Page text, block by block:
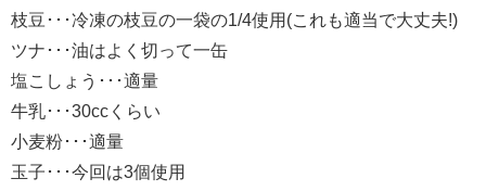
枝豆･･･冷凍の枝豆の一袋の1/4使用(これも適当で大丈夫!)
ツナ･･･油はよく切って一缶
塩こしょう･･･適量
牛乳･･･30ccくらい
小麦粉･･･適量
玉子･･･今回は3個使用